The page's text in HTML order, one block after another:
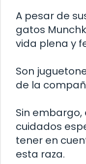
A pesar de
gatos
vida plena y
Son
de la
Sin embargo,
cuidados
tener en
esta raza.